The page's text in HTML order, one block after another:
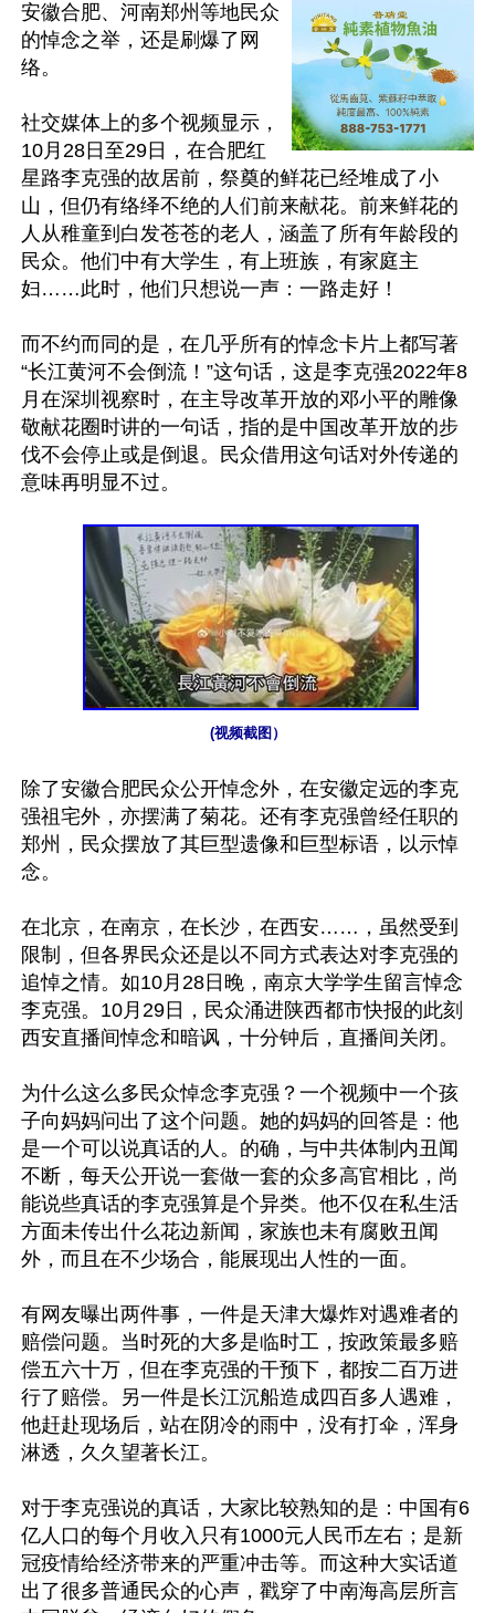
安徽合肥、河南郑州等地民众
的悼念之举，还是刷爆了网
络。
社交媒体上的多个视频显示，
10月28日至29日，在合肥红
星路李克强的故居前，祭奠的鲜花已经堆成了小
山，但仍有络绎不绝的人们前来献花。前来鲜花的
人从稚童到白发苍苍的老人，涵盖了所有年龄段的
民众。他们中有大学生，有上班族，有家庭主
妇……此时，他们只想说一声：一路走好！
而不约而同的是，在几乎所有的悼念卡片上都写著
“长江黄河不会倒流！”这句话，这是李克强2022年8
月在深圳视察时，在主导改革开放的邓小平的雕像
敬献花圈时讲的一句话，指的是中国改革开放的步
伐不会停止或是倒退。民众借用这句话对外传递的
意味再明显不过。
(视频截图）
除了安徽合肥民众公开悼念外，在安徽定远的李克
强祖宅外，亦摆满了菊花。还有李克强曾经任职的
郑州，民众摆放了其巨型遗像和巨型标语，以示悼
念。
在北京，在南京，在长沙，在西安……，虽然受到
限制，但各界民众还是以不同方式表达对李克强的
追悼之情。如10月28日晚，南京大学学生留言悼念
李克强。10月29日，民众涌进陕西都市快报的此刻
西安直播间悼念和暗讽，十分钟后，直播间关闭。
为什么这么多民众悼念李克强？一个视频中一个孩
子向妈妈问出了这个问题。她的妈妈的回答是：他
是一个可以说真话的人。的确，与中共体制内丑闻
不断，每天公开说一套做一套的众多高官相比，尚
能说些真话的李克强算是个异类。他不仅在私生活
方面未传出什么花边新闻，家族也未有腐败丑闻
外，而且在不少场合，能展现出人性的一面。
有网友曝出两件事，一件是天津大爆炸对遇难者的
赔偿问题。当时死的大多是临时工，按政策最多赔
偿五六十万，但在李克强的干预下，都按二百万进
行了赔偿。另一件是长江沉船造成四百多人遇难，
他赶赴现场后，站在阴冷的雨中，没有打伞，浑身
淋透，久久望著长江。
对于李克强说的真话，大家比较熟知的是：中国有6
亿人口的每个月收入只有1000元人民币左右；是新
冠疫情给经济带来的严重冲击等。而这种大实话道
出了很多普通民众的心声，戳穿了中南海高层所言